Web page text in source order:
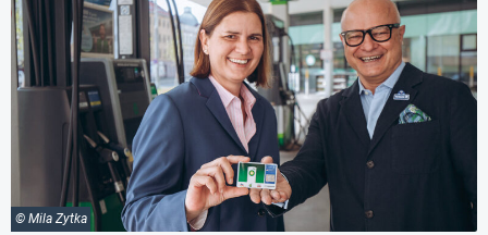
© Mila Zytka